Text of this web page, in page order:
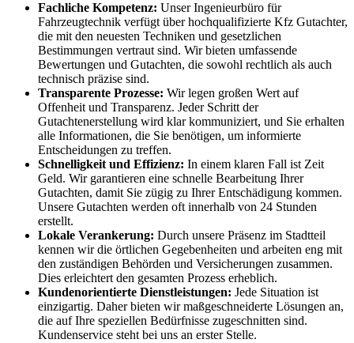
Fachliche Kompetenz: Unser Ingenieurbüro für
Fahrzeugtechnik verfügt über hochqualifizierte Kfz Gutachter,
die mit den neuesten Techniken und gesetzlichen
Bestimmungen vertraut sind. Wir bieten umfassende
Bewertungen und Gutachten, die sowohl rechtlich als auch
technisch präzise sind.
Transparente Prozesse: Wir legen großen Wert auf
Offenheit und Transparenz. Jeder Schritt der
Gutachtenerstellung wird klar kommuniziert, und Sie erhalten
alle Informationen, die Sie benötigen, um informierte
Entscheidungen zu treffen.
Schnelligkeit und Effizienz: In einem klaren Fall ist Zeit
Geld. Wir garantieren eine schnelle Bearbeitung Ihrer
Gutachten, damit Sie zügig zu Ihrer Entschädigung kommen.
Unsere Gutachten werden oft innerhalb von 24 Stunden
erstellt.
Lokale Verankerung: Durch unsere Präsenz im Stadtteil
kennen wir die örtlichen Gegebenheiten und arbeiten eng mit
den zuständigen Behörden und Versicherungen zusammen.
Dies erleichtert den gesamten Prozess erheblich.
Kundenorientierte Dienstleistungen: Jede Situation ist
einzigartig. Daher bieten wir maßgeschneiderte Lösungen an,
die auf Ihre speziellen Bedürfnisse zugeschnitten sind.
Kundenservice steht bei uns an erster Stelle.